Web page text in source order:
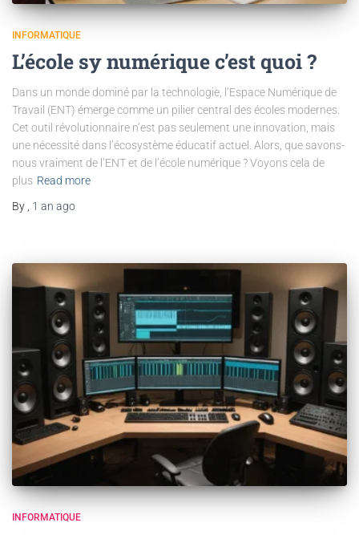
INFORMATIQUE
L’école sy numérique c’est quoi ?
Dans un monde dominé par la technologie, l’Espace Numérique de
Travail (ENT) émerge comme un pilier central des écoles modernes.
Cet outil révolutionnaire n’est pas seulement une innovation, mais
une nécessité dans l’écosystème éducatif actuel. Alors, que savons-
nous vraiment de l’ENT et de l’école numérique ? Voyons cela de
plus Read more
By
1 an ago
INFORMATIQUE